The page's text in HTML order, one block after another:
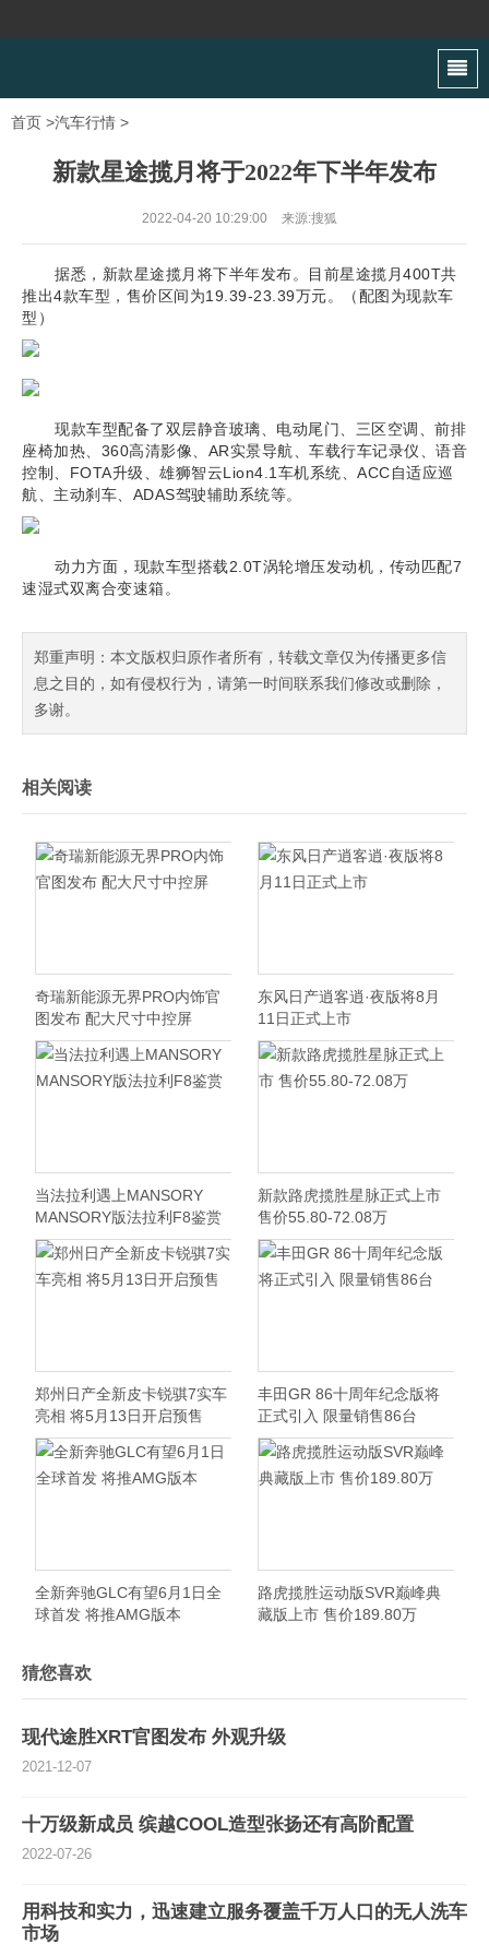
首页 >汽车行情 >
新款星途揽月将于2022年下半年发布
2022-04-20 10:29:00 来源:搜狐
据悉，新款星途揽月将下半年发布。目前星途揽月400T共
推出4款车型，售价区间为19.39-23.39万元。（配图为现款车
型）
现款车型配备了双层静音玻璃、电动尾门、三区空调、前排
座椅加热、360高清影像、AR实景导航、车载行车记录仪、语音
控制、FOTA升级、雄狮智云Lion4.1车机系统、ACC自适应巡
航、主动刹车、ADAS驾驶辅助系统等。
动力方面，现款车型搭载2.0T涡轮增压发动机，传动匹配7
速湿式双离合变速箱。
郑重声明：本文版权归原作者所有，转载文章仅为传播更多信
息之目的，如有侵权行为，请第一时间联系我们修改或删除，
多谢。
相关阅读
奇瑞新能源无界PRO内饰官
图发布 配大尺寸中控屏
东风日产逍客逍·夜版将8月
11日正式上市
当法拉利遇上MANSORY
MANSORY版法拉利F8鉴赏
新款路虎揽胜星脉正式上市
售价55.80-72.08万
郑州日产全新皮卡锐骐7实车
亮相 将5月13日开启预售
丰田GR 86十周年纪念版将
正式引入 限量销售86台
全新奔驰GLC有望6月1日全
球首发 将推AMG版本
路虎揽胜运动版SVR巅峰典
藏版上市 售价189.80万
猜您喜欢
现代途胜XRT官图发布 外观升级
2021-12-07
十万级新成员 缤越COOL造型张扬还有高阶配置
2022-07-26
用科技和实力，迅速建立服务覆盖千万人口的无人洗车
市场